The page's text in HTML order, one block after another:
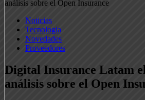
análisis sobre el Open Insurance
Noticias
Tecnologia
Novedades
Proveedores
Digital Insurance Latam
análisis sobre el Open